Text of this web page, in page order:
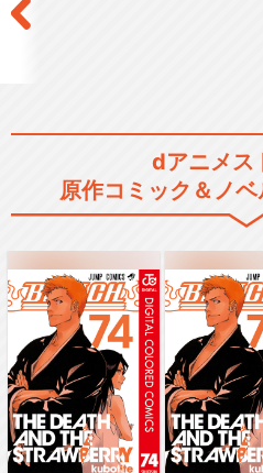
劇
ー
メ
ー
dアニメス
原作コミック＆ノベ